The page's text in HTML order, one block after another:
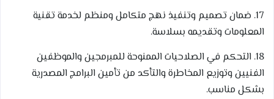
17. ضمان تصميم وتنفيذ نهج متكامل ومنظم لخدمة تقنية
المعلومات وتقديمه بسلاسة.
18. التحكم في الصلاحيات الممنوحة للمبرمجين والموظفين
الفنيين وتوزيع المخاطرة والتأكد من تأمين البرامج المصدرية
بشكل مناسب.